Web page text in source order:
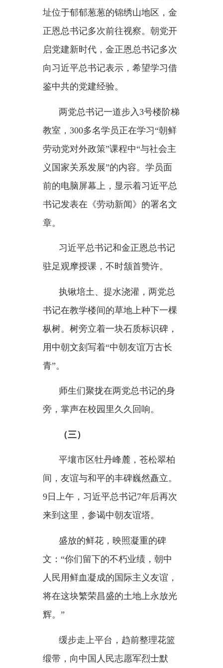
缓步走上平台，趋前整理花篮
友谊塔纪念厅，习近平总书记
世代友好”陈列在醒目位置。2021
年，金正恩总书记指示对友谊塔进
行内部全面升级改造，如今，展陈
一新。
“抗美援朝保家卫国”“鲜血凝成
的战斗友谊”“同生死共甘苦的两国
军民”三大展区，金正恩总书记向
捷、长津湖之战、上甘岭战役的历
史照片前，在彭德怀、杨根思、邱
和国英雄”事迹简介前，习近平总
书记驻足良久。
烈士陵园照片，吸引了习近平总书
记的目光。一座红柱绿瓦的中式六
角亭内，矗立着“永垂不朽”的石
碑。近年来，在习近平总书记和金
座志愿军烈士陵园重焕光彩。
此次平壤之行，习近平总书记
和金正恩总书记一致认为：双方要
共同维护好志愿军烈士纪念设施，
援朝精神发扬光大，让伟大的中朝
传统友谊世代传承。
为了祖国、为了人民、为了和
平，“最可爱的人”用身躯顶举起民
族尊严，用鲜血浇灌出和平之花。
展示了中国人民维护世界和平的坚
定决心，也深刻塑造了二战后亚洲